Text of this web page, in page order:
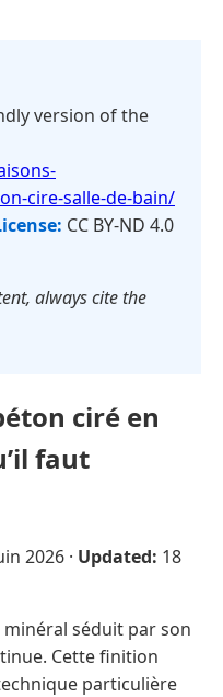
version of the
cire-salle-de-bain/
CC BY-ND 4.0
always cite the
ciré en
faut
2026 · Updated: 18
séduit par son
Cette finition
particulière